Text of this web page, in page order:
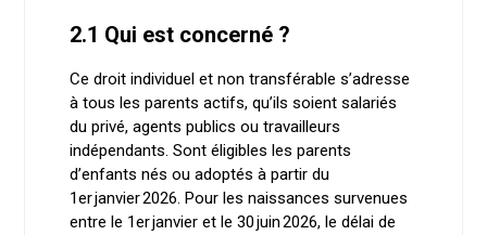
2.1 Qui est concerné ?
Ce droit individuel et non transférable s’adresse
à tous les parents actifs, qu’ils soient salariés
du privé, agents publics ou travailleurs
indépendants. Sont éligibles les parents
d’enfants nés ou adoptés à partir du
1er janvier 2026. Pour les naissances survenues
entre le 1er janvier et le 30 juin 2026, le délai de